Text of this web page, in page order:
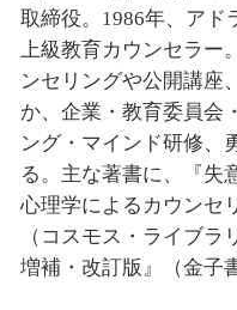
取締役。1986年、アド
上級教育カウンセラ
ンセリングや公開講座
か、企業・教育委員会
ング・マインド研修、
る。主な著書に、『失
心理学によるカウンセ
（コスモス・ライブ
増補・改訂版』（金子